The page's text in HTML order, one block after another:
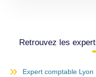
Retrouvez les
Expert comptable Lyon